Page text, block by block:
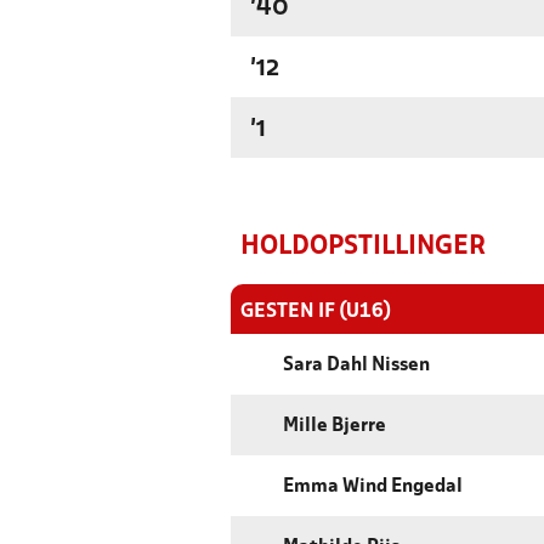
'40
'12
'1
HOLDOPSTILLINGER
GESTEN IF (U16)
Sara Dahl Nissen
Mille Bjerre
Emma Wind Engedal